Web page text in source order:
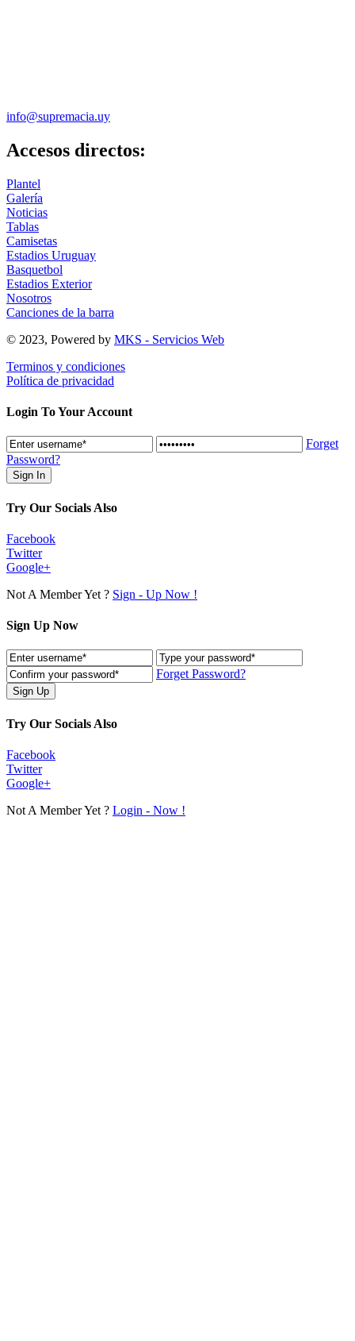
info@supremacia.uy
Accesos directos:
Plantel
Galería
Noticias
Tablas
Camisetas
Estadios Uruguay
Basquetbol
Estadios Exterior
Nosotros
Canciones de la barra
© 2023, Powered by MKS - Servicios Web
Terminos y condiciones
Política de privacidad
Login To Your Account
Forget
Password?
Try Our Socials Also
Facebook
Twitter
Google+
Not A Member Yet ? Sign - Up Now !
Sign Up Now
Forget Password?
Try Our Socials Also
Facebook
Twitter
Google+
Not A Member Yet ? Login - Now !